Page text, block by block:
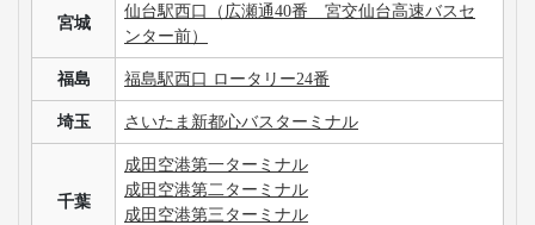
宮城
仙台駅西口（広瀬通40番 宮交仙台高速バスセ
ンター前）
福島 福島駅西口 ロータリー24番
埼玉 さいたま新都心バスターミナル
千葉
成田空港第一ターミナル
成田空港第二ターミナル
成田空港第三ターミナル